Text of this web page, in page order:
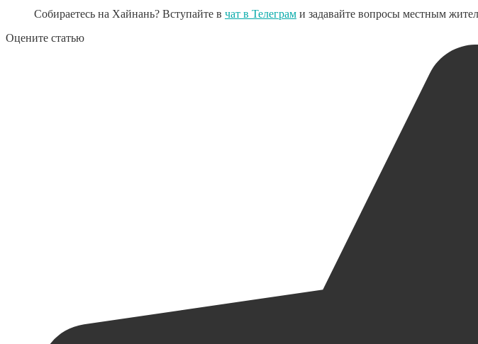
Собираетесь на Хайнань? Вступайте в чат в Телеграм и задавайте вопросы местным
Оцените статью